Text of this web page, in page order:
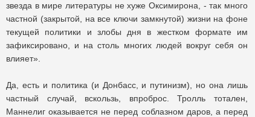
звезда в мире литературы не хуже Оксимирона, - так много
частной (закрытой, на все ключи замкнутой) жизни на фоне
текущей политики и злобы дня в жестком формате им
зафиксировано, и на столь многих людей вокруг себя он
влияет».
Да, есть и политика (и Донбасс, и путинизм), но она лишь
частный случай, вскользь, впроброс. Тролль тотален,
Маннелиг оказывается не перед соблазном даров, а перед